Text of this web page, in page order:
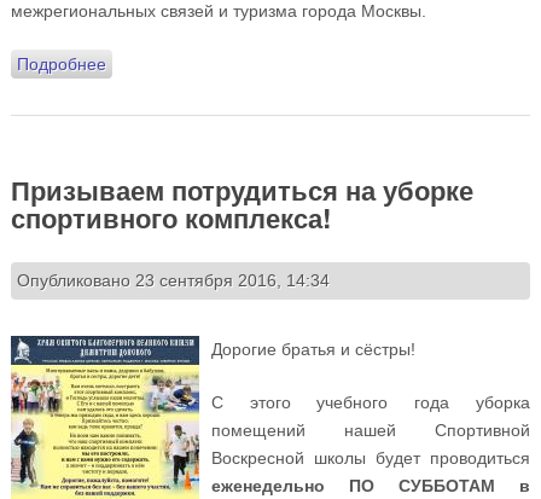
межрегиональных связей и туризма города Москвы.
Подробнеео VI Пейнтбольный турнир «Кубок святого князя
Призываем потрудиться на уборке
спортивного комплекса!
Опубликовано 23 сентября 2016, 14:34
Дорогие братья и сёстры!
С этого учебного года уборка
помещений нашей Спортивной
Воскресной школы будет проводиться
еженедельно ПО СУББОТАМ в